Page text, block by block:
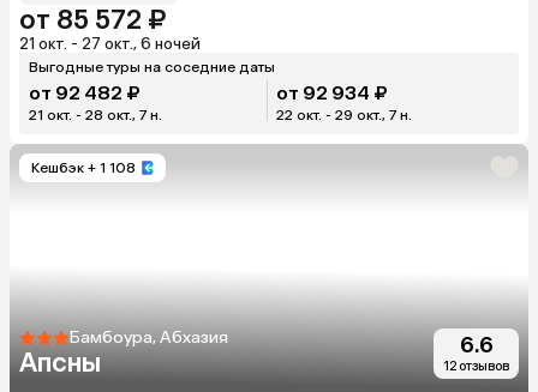
от 85 572 ₽
21 окт. - 27 окт., 6 ночей
Выгодные туры на соседние даты
от 92 482 ₽
21 окт. - 28 окт., 7 н.
от 92 934 ₽
22 окт. - 29 окт., 7 н.
Кешбэк + 1 108
Бамбоура, Абхазия
Апсны
6.6
12 отзывов